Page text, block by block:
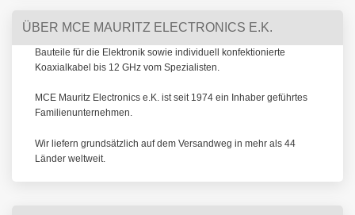
ÜBER MCE MAURITZ ELECTRONICS E.K.
Bauteile für die Elektronik sowie individuell konfektionierte
Koaxialkabel bis 12 GHz vom Spezialisten.
MCE Mauritz Electronics e.K. ist seit 1974 ein Inhaber geführtes
Familienunternehmen.
Wir liefern grundsätzlich auf dem Versandweg in mehr als 44
Länder weltweit.